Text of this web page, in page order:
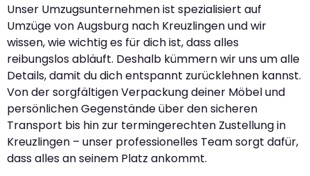
Unser Umzugsunternehmen ist spezialisiert auf
Umzüge von Augsburg nach Kreuzlingen und wir
wissen, wie wichtig es für dich ist, dass alles
reibungslos abläuft. Deshalb kümmern wir uns um alle
Details, damit du dich entspannt zurücklehnen kannst.
Von der sorgfältigen Verpackung deiner Möbel und
persönlichen Gegenstände über den sicheren
Transport bis hin zur termingerechten Zustellung in
Kreuzlingen – unser professionelles Team sorgt dafür,
dass alles an seinem Platz ankommt.